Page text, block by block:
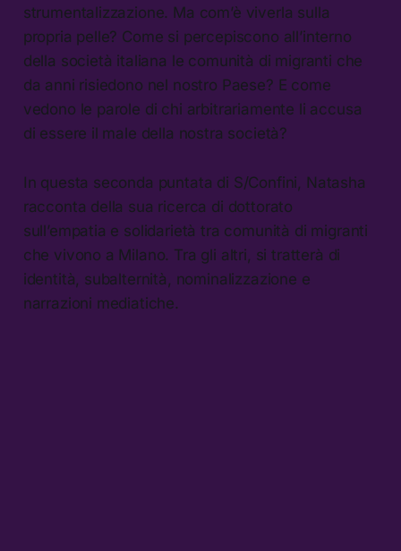
strumentalizzazione. Ma com’è viverla sulla
propria pelle? Come si percepiscono all’interno
della società italiana le comunità di migranti che
da anni risiedono nel nostro Paese? E come
vedono le parole di chi arbitrariamente li accusa
di essere il male della nostra società?
In questa seconda puntata di S/Confini, Natasha
racconta della sua ricerca di dottorato
sull’empatia e solidarietà tra comunità di migranti
che vivono a Milano. Tra gli altri, si tratterà di
identità, subalternità, nominalizzazione e
narrazioni mediatiche.